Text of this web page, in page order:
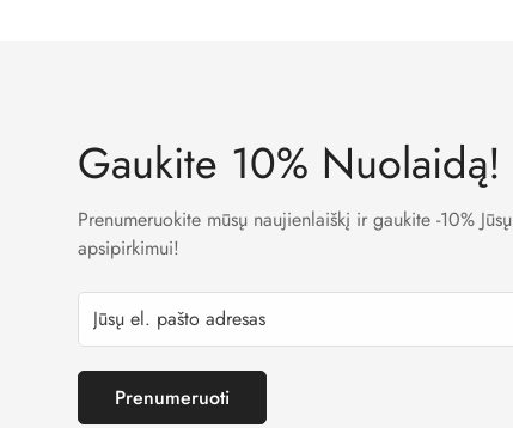
Gaukite 10% Nuolaidą!
Prenumeruokite mūsų naujienlaiškį ir gaukite -10% Jūsų
apsipirkimui!
Prenumeruoti